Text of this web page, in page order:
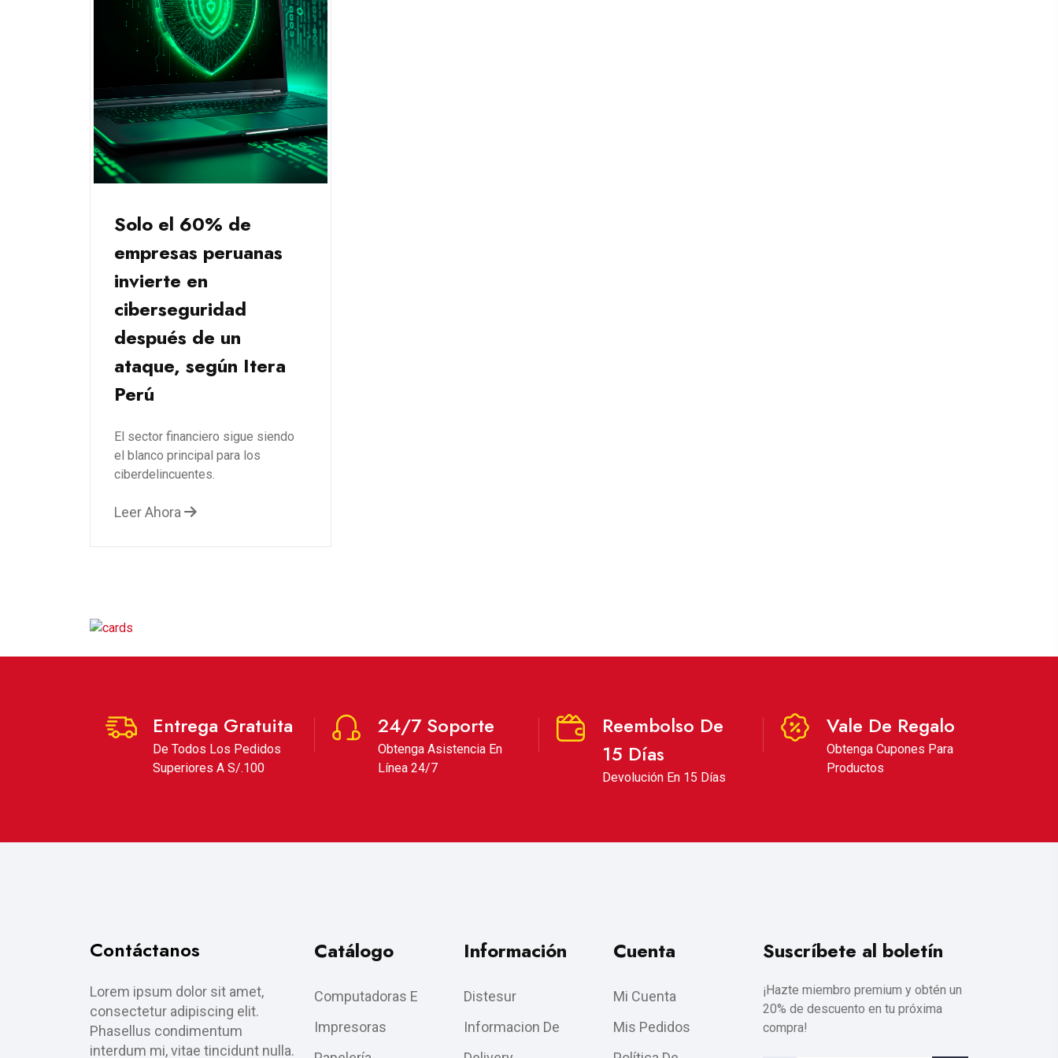
Solo el 60% de
empresas peruanas
invierte en
ciberseguridad
después de un
ataque, según Itera
Perú
El sector financiero sigue siendo
el blanco principal para los
ciberdelincuentes.
Leer Ahora
Entrega Gratuita
De Todos Los Pedidos
Superiores A S/.100
24/7 Soporte
Obtenga Asistencia En
Línea 24/7
Reembolso De
15 Días
Devolución En 15 Días
Vale De Regalo
Obtenga Cupones Para
Productos
Contáctanos
Lorem ipsum dolor sit amet,
consectetur adipiscing elit.
Phasellus condimentum
interdum mi, vitae tincidunt nulla.
Catálogo
Computadoras E
Impresoras
Información
Distesur
Informacion De
Cuenta
Mi Cuenta
Mis Pedidos
Suscríbete al boletín
¡Hazte miembro premium y obtén un
20% de descuento en tu próxima
compra!